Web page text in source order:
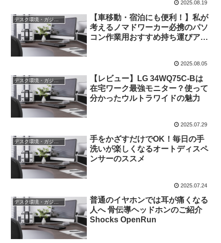
2025.08.19
デスク環境・ガジェット
【車移動・宿泊にも便利！】私が
考えるノマドワーカー必携のパソ
コン作業用おすすめ持ち運びアイ
2025.08.05
デスク環境・ガジェット
【レビュー】LG 34WQ75C-Bは
在宅ワーク最強モニター？使って
分かったウルトラワイドの魅力
2025.07.29
デスク環境・ガジェット
手をかざすだけでOK！毎日の手
洗いが楽しくなるオートディスペ
ンサーのススメ
2025.07.24
デスク環境・ガジェット
普通のイヤホンでは耳が痛くなる
人へ 骨伝導ヘッドホンのご紹介
Shocks OpenRun